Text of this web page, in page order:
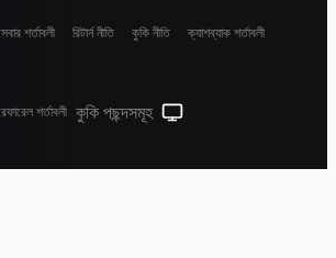
শর্তাবলী রিটার্ন নীতি কুকি নীতি ক্যাশব্যাক শর্তাবলী
শর্তাবলী কুকি পছন্দসমূহ সিস্টেম থিম (লাইটের জন্য ক্লিক